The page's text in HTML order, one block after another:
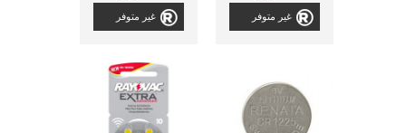
غير متوفر غير متوفر